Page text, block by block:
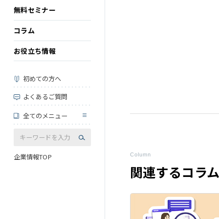
無料セミナー
コラム
お役立ち情報
初めての方へ
よくあるご質問
全てのメニュー
企業情報TOP
関連するコラ
Column